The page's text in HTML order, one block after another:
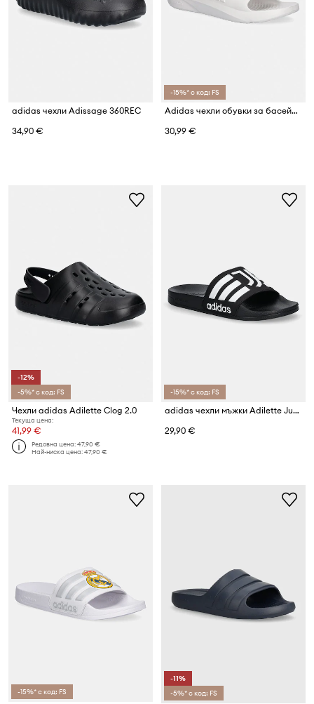
adidas чехли Adissage 360REC
34,90 €
-15%* с код: FS
Adidas чехли обувки за басейн Lightshift
30,99 €
-12%
-5%* с код: FS
Чехли adidas Adilette Clog 2.0
Текуща цена:
41,99 €
Редовна цена:47,90 €
Най-ниска цена:47,90 €
-15%* с код: FS
adidas чехли мъжки Adilette Juventus
29,90 €
-15%* с код: FS
-11%
-5%* с код: FS